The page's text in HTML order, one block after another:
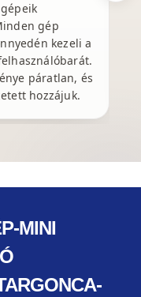
gép
kezeli a
páratlan, és
hozzájuk.
MINI